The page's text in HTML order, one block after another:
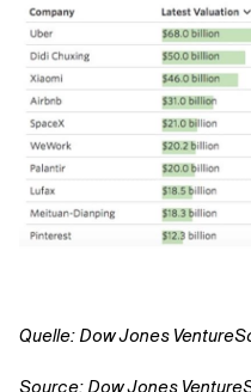
Quelle: Dow Jones
Source: Dow Jones